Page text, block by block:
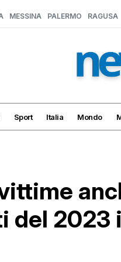
MESSINA PALERMO RAGUSA
Sport Italia Mondo
del 2023